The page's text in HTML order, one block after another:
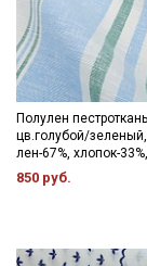
Полулен
цв.голубой/
лен-67%, хлопок-
850 руб.